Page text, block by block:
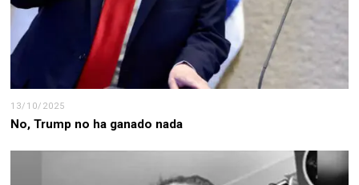
13/10/2025
No, Trump no ha ganado nada